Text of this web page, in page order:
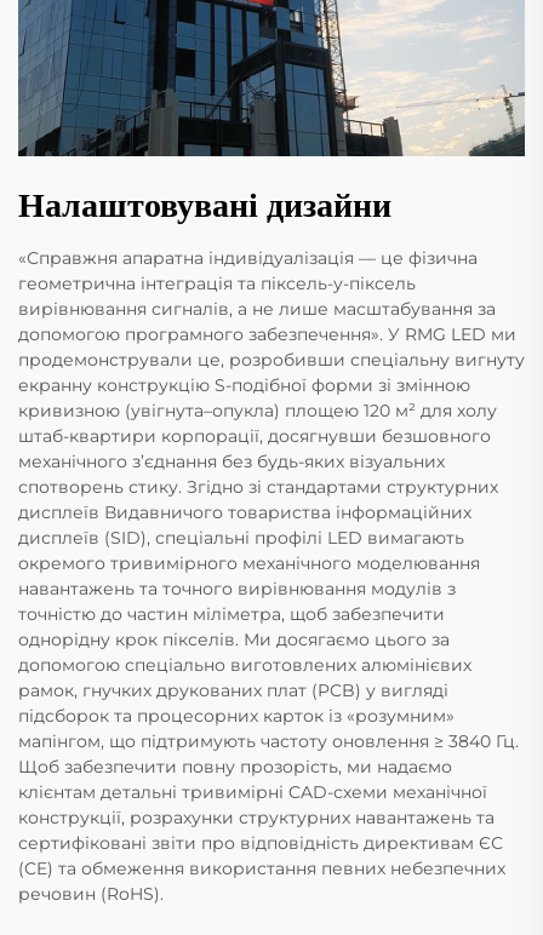
Налаштовувані дизайни
«Справжня апаратна індивідуалізація — це фізична
геометрична інтеграція та піксель-у-піксель
вирівнювання сигналів, а не лише масштабування за
допомогою програмного забезпечення». У RMG LED ми
продемонстрували це, розробивши спеціальну вигнуту
екранну конструкцію S-подібної форми зі змінною
кривизною (увігнута–опукла) площею 120 м² для холу
штаб-квартири корпорації, досягнувши безшовного
механічного з’єднання без будь-яких візуальних
спотворень стику. Згідно зі стандартами структурних
дисплеїв Видавничого товариства інформаційних
дисплеїв (SID), спеціальні профілі LED вимагають
окремого тривимірного механічного моделювання
навантажень та точного вирівнювання модулів з
точністю до частин міліметра, щоб забезпечити
однорідну крок пікселів. Ми досягаємо цього за
допомогою спеціально виготовлених алюмінієвих
рамок, гнучких друкованих плат (PCB) у вигляді
підсборок та процесорних карток із «розумним»
мапінгом, що підтримують частоту оновлення ≥ 3840 Гц.
Щоб забезпечити повну прозорість, ми надаємо
клієнтам детальні тривимірні CAD-схеми механічної
конструкції, розрахунки структурних навантажень та
сертифіковані звіти про відповідність директивам ЄС
(CE) та обмеження використання певних небезпечних
речовин (RoHS).